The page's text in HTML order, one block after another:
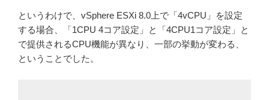
というわけで、vSphere ESXi 8.0上で「4vCPU」を設定
する場合、「1CPU 4コア設定」と「4CPU1コア設定」と
で提供されるCPU機能が異なり、一部の挙動が変わる、
ということでした。